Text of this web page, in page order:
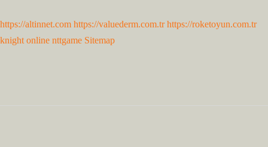
https://altinnet.com https://valuederm.com.tr https://roketoyun.com.tr
knight online nttgame Sitemap